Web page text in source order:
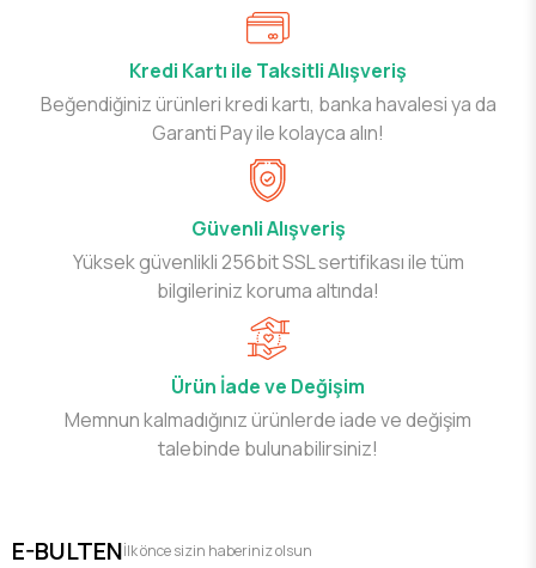
Kredi Kartı ile Taksitli Alışveriş
Beğendiğiniz ürünleri kredi kartı, banka havalesi ya da
Garanti Pay ile kolayca alın!
Güvenli Alışveriş
Yüksek güvenlikli 256bit SSL sertifikası ile tüm
bilgileriniz koruma altında!
Ürün İade ve Değişim
Memnun kalmadığınız ürünlerde iade ve değişim
talebinde bulunabilirsiniz!
E-BULTENİlk önce sizin haberiniz olsun